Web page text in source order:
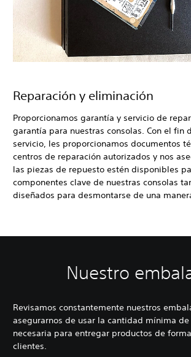
Reparación y eliminación
Proporcionamos garantía y servicio de
garantía para nuestras consolas. Con el fin
servicio, les proporcionamos documentos
centros de reparación autorizados y nos
las piezas de repuesto estén disponibles
componentes clave de nuestras consolas
diseñados para desmontarse de una
Nuestro
Revisamos constantemente nuestros
asegurarnos de usar la cantidad mínima
necesaria para entregar productos de
clientes.